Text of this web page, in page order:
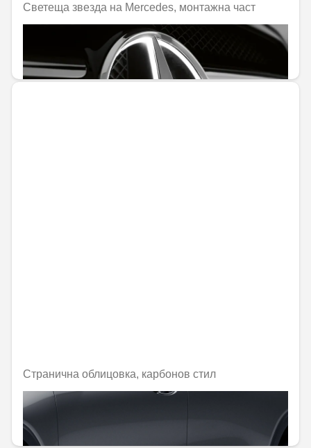
Светеща звезда на Mercedes, монтажна част
Не е налично онлайн
277,12 € / 541,99 лв.
Странична облицовка, карбонов стил
Не е налично онлайн
332,77 € / 650,85 лв.